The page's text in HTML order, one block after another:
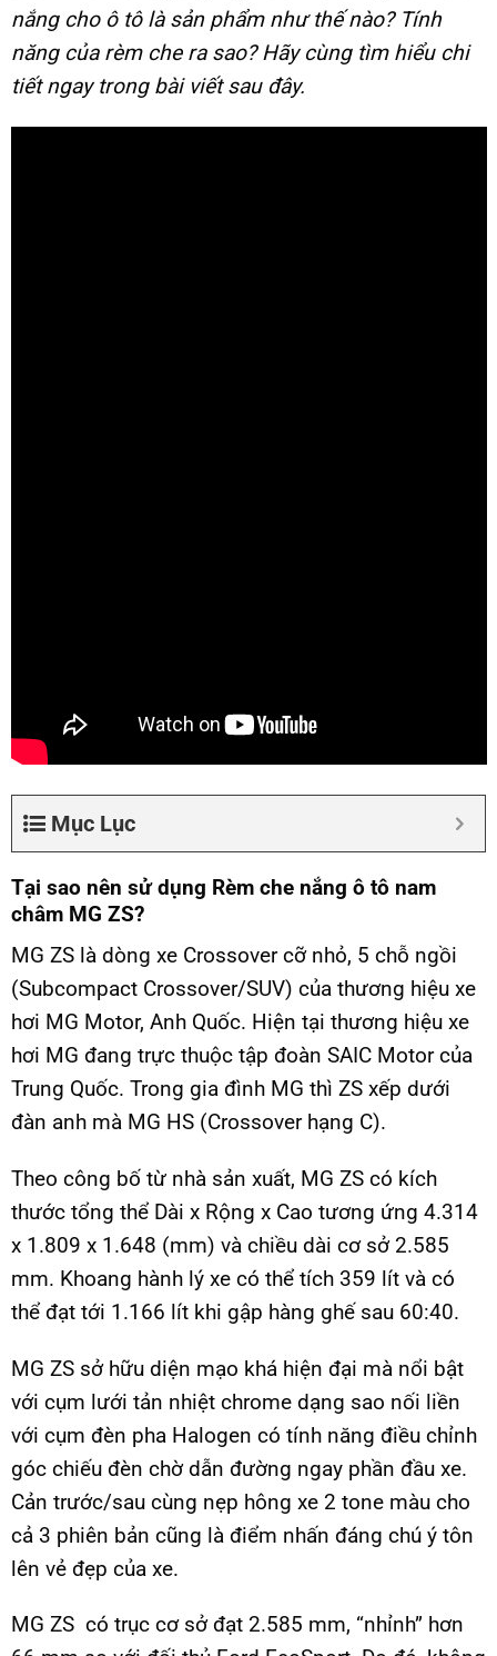
nắng cho ô tô là sản phẩm như thế nào? Tính
năng của rèm che ra sao? Hãy cùng tìm hiểu chi
tiết ngay trong bài viết sau đây.
Mục Lục
Tại sao nên sử dụng Rèm che nắng ô tô nam
châm MG ZS?
MG ZS là dòng xe Crossover cỡ nhỏ, 5 chỗ ngồi
(Subcompact Crossover/SUV) của thương hiệu xe
hơi MG Motor, Anh Quốc. Hiện tại thương hiệu xe
hơi MG đang trực thuộc tập đoàn SAIC Motor của
Trung Quốc. Trong gia đình MG thì ZS xếp dưới
đàn anh mà MG HS (Crossover hạng C).
Theo công bố từ nhà sản xuất, MG ZS có kích
thước tổng thể Dài x Rộng x Cao tương ứng 4.314
x 1.809 x 1.648 (mm) và chiều dài cơ sở 2.585
mm. Khoang hành lý xe có thể tích 359 lít và có
thể đạt tới 1.166 lít khi gập hàng ghế sau 60:40.
MG ZS sở hữu diện mạo khá hiện đại mà nổi bật
với cụm lưới tản nhiệt chrome dạng sao nối liền
với cụm đèn pha Halogen có tính năng điều chỉnh
góc chiếu đèn chờ dẫn đường ngay phần đầu xe.
Cản trước/sau cùng nẹp hông xe 2 tone màu cho
cả 3 phiên bản cũng là điểm nhấn đáng chú ý tôn
lên vẻ đẹp của xe.
MG ZS có trục cơ sở đạt 2.585 mm, “nhỉnh” hơn